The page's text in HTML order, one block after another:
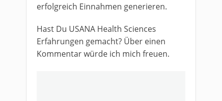
erfolgreich Einnahmen generieren.
Hast Du USANA Health Sciences
Erfahrungen gemacht? Über einen
Kommentar würde ich mich freuen.